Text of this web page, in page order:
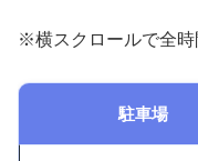
※横スクロールで全時
駐車場